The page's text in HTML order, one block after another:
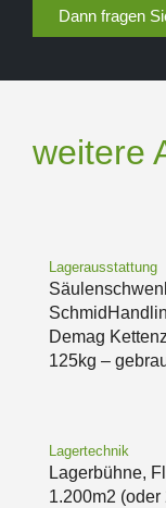
Dann fragen
weitere
Lagerausstattung
Demag
125kg –
Lagertechnik
Lagerbühne,
1.200m2 (oder